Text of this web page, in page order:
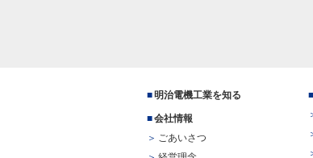
明治電機工業を知る
会社情報
ごあいさつ